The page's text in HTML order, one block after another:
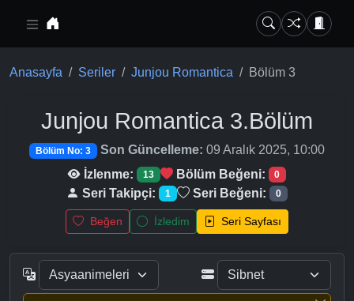
Anasayfa Seriler Junjou Romantica Bölüm 3
Junjou Romantica 3.Bölüm
Bölüm No: 3 Son Güncelleme: 09 Aralık 2025, 10:00
İzlenme:
13 Bölüm Beğeni: 0
Seri Takipçi: 1 Seri Beğeni: 0
Beğen İzledim Seri Sayfası